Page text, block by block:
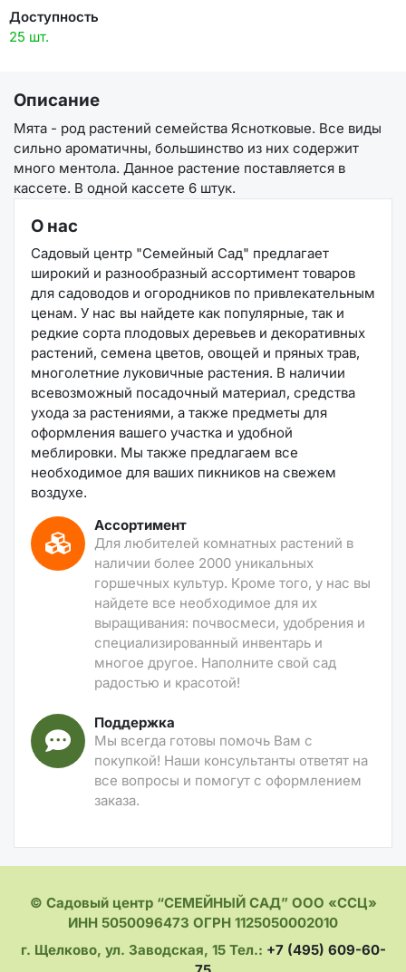
Доступность
25 шт.
Описание
Мята - род растений семейства Яснотковые. Все виды
сильно ароматичны, большинство из них содержит
много ментола. Данное растение поставляется в
кассете. В одной кассете 6 штук.
О нас
Садовый центр "Семейный Сад" предлагает
широкий и разнообразный ассортимент товаров
для садоводов и огородников по привлекательным
ценам. У нас вы найдете как популярные, так и
редкие сорта плодовых деревьев и декоративных
растений, семена цветов, овощей и пряных трав,
многолетние луковичные растения. В наличии
всевозможный посадочный материал, средства
ухода за растениями, а также предметы для
оформления вашего участка и удобной
меблировки. Мы также предлагаем все
необходимое для ваших пикников на свежем
воздухе.
Ассортимент
Для любителей комнатных растений в
наличии более 2000 уникальных
горшечных культур. Кроме того, у нас вы
найдете все необходимое для их
выращивания: почвосмеси, удобрения и
специализированный инвентарь и
многое другое. Наполните свой сад
радостью и красотой!
Поддержка
Мы всегда готовы помочь Вам с
покупкой! Наши консультанты ответят на
все вопросы и помогут с оформлением
заказа.
© Садовый центр “СЕМЕЙНЫЙ САД” ООО «ССЦ»
ИНН 5050096473 ОГРН 1125050002010
г. Щелково, ул. Заводская, 15 Тел.: +7 (495) 609-60-